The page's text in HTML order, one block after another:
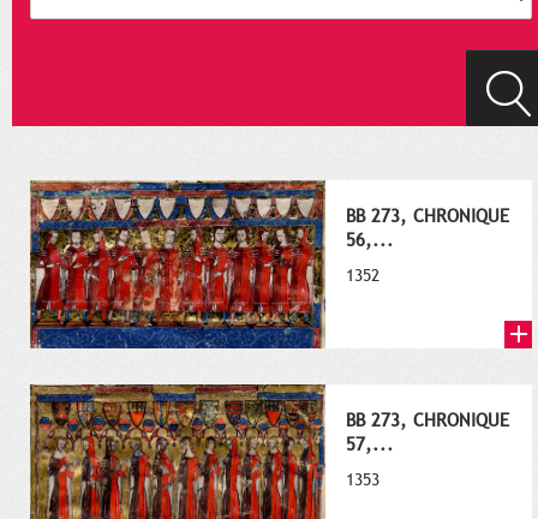
BB 273, CHRONIQUE
56,...
1352
BB 273, CHRONIQUE
57,...
1353